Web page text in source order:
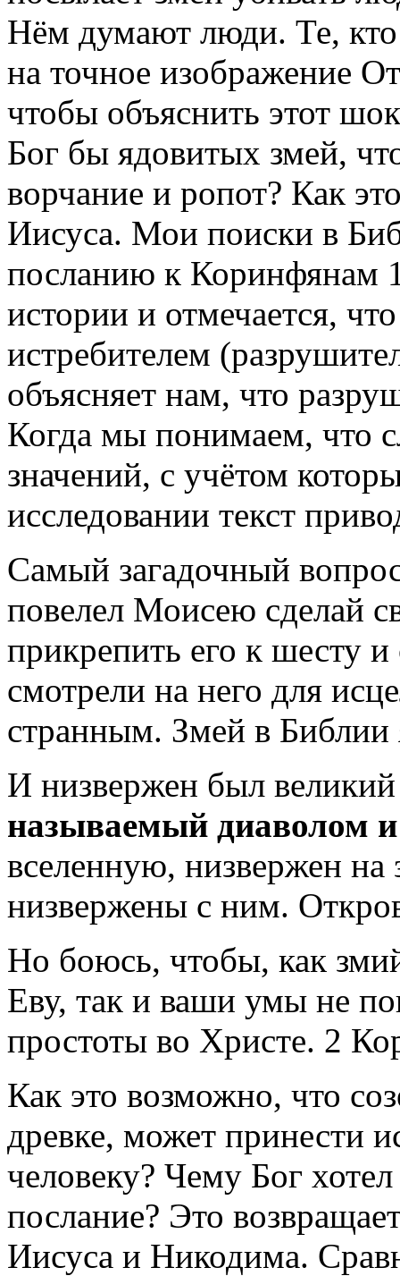
Нём думают люди. Те,
на точное изображение
чтобы объяснить этот
Бог бы ядовитых змей,
ворчание и ропот? Как
Иисуса. Мои поиски в
посланию к Коринфянам
истории и отмечается,
истребителем
объясняет нам, что
Когда мы понимаем, что
значений, с учётом
исследовании текст
Самый загадочный
повелел Моисею сделай
прикрепить его к шесту
смотрели на него для
странным. Змей в Библии
И низвержен был
называемый диаволом
вселенную, низвержен на
низвержены с ним.
Но боюсь, чтобы, как
Еву, так и ваши умы не
простоты во Христе. 2
Как это возможно, что
древке, может принести
человеку? Чему Бог
послание? Это
Иисуса и Никодима.